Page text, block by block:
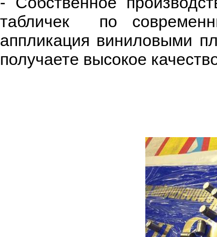
табличек по
аппликация виниловыми
получаете высокое